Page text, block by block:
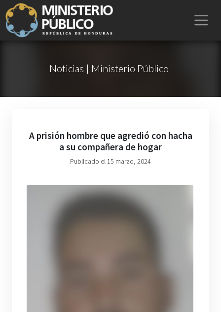
Noticias | Ministerio Público
A prisión hombre que agredió con hacha
a su compañera de hogar
Publicado el 15 marzo, 2024